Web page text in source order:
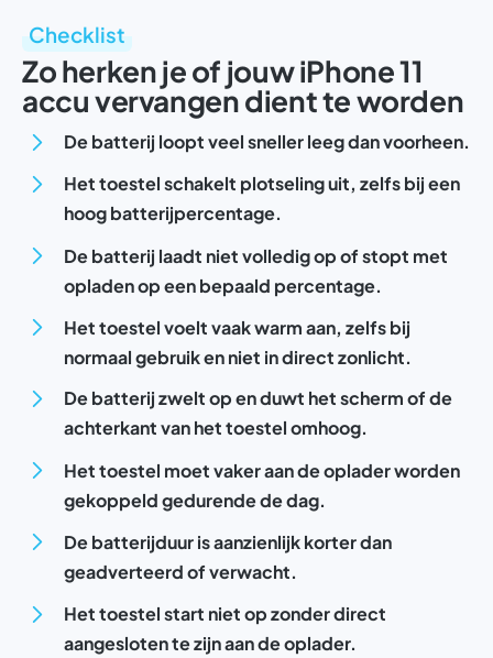
Checklist
Zo herken je of jouw iPhone 11
accu vervangen dient te worden
De batterij loopt veel sneller leeg dan voorheen.
Het toestel schakelt plotseling uit, zelfs bij een
hoog batterijpercentage.
De batterij laadt niet volledig op of stopt met
opladen op een bepaald percentage.
Het toestel voelt vaak warm aan, zelfs bij
normaal gebruik en niet in direct zonlicht.
De batterij zwelt op en duwt het scherm of de
achterkant van het toestel omhoog.
Het toestel moet vaker aan de oplader worden
gekoppeld gedurende de dag.
De batterijduur is aanzienlijk korter dan
geadverteerd of verwacht.
Het toestel start niet op zonder direct
aangesloten te zijn aan de oplader.